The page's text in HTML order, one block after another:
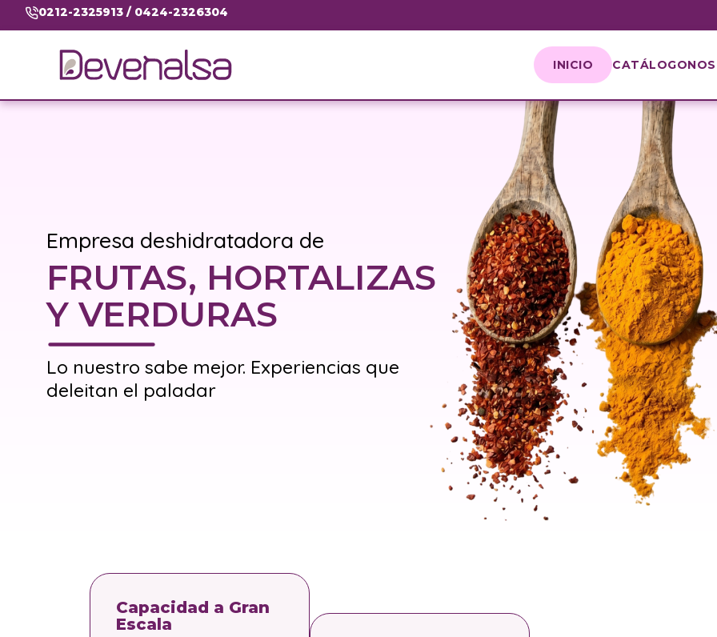
0212-2325913 / 0424-2326304
INICIO CATÁLOGO
Empresa deshidratadora de
FRUTAS, HORTALIZAS
Y VERDURAS
Lo nuestro sabe mejor. Experiencias que
deleitan el paladar
Capacidad a Gran
Escala